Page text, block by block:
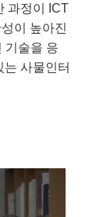
과정이 ICT
이 높아진
기술을 응
사물인터